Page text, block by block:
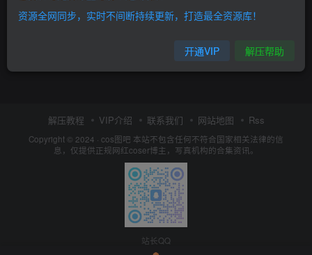
解压教程 VIP介绍 联系我们 网站地图 Rss
Copyright © 2024 · cos图吧 本站不包含任何不符合国家相关法律的信
息，仅提供正规网红coser博主，写真机构的合集资讯。
站长QQ
资源全网同步，实时不间断持续更新，打造最全资源库！
开通VIP 解压帮助